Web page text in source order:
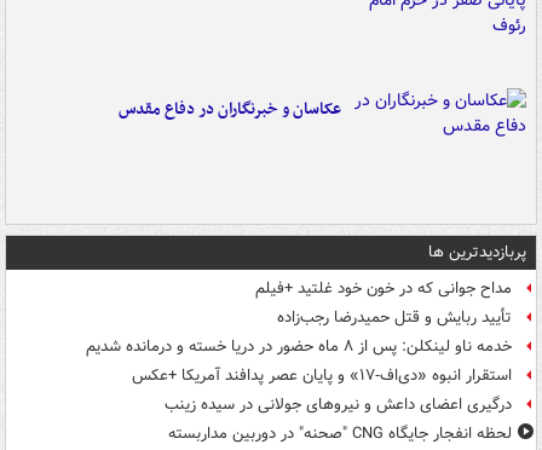
عکاسان و خبرنگاران در دفاع مقدس
پربازدیدترین ها
مداح جوانی که در خون خود غلتید +فیلم
تأیید ربایش و قتل حمیدرضا رجب‌زاده
خدمه ناو لینکلن: پس از ۸ ماه حضور در دریا خسته و درمانده‌ شدیم
استقرار انبوه «دی‌اف‑۱۷» و پایان عصر پدافند آمریکا +عکس
درگیری اعضای داعش و نیروهای جولانی در سیده زینب
لحظه انفجار جایگاه CNG "صحنه" در دوربین مداربسته